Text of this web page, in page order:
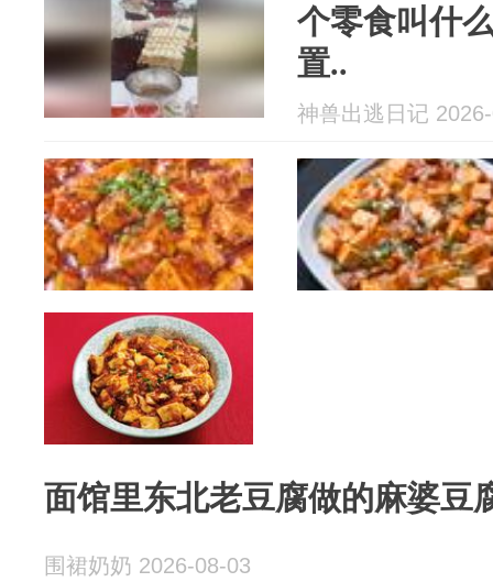
个零食叫什
置..
神兽出逃日记
面馆里东北老豆腐做的麻婆豆
围裙奶奶 2026-08-03